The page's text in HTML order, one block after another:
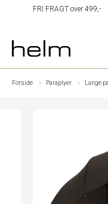
FRI FRAGT over 499,-
Forside Paraplyer Lange